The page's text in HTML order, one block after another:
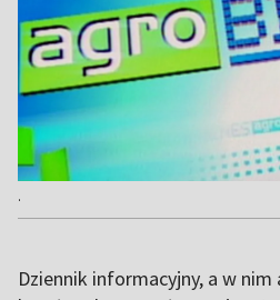
.
Dziennik informacyjny, a w